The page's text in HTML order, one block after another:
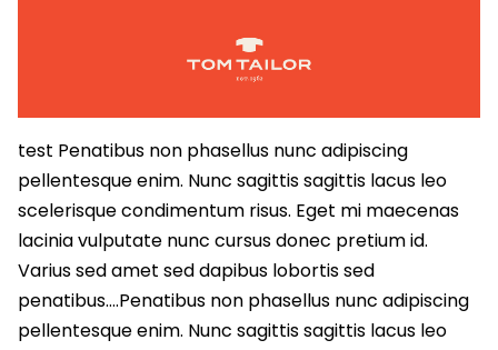
test Penatibus non phasellus nunc adipiscing
pellentesque enim. Nunc sagittis sagittis lacus leo
scelerisque condimentum risus. Eget mi maecenas
lacinia vulputate nunc cursus donec pretium id.
Varius sed amet sed dapibus lobortis sed
penatibus….Penatibus non phasellus nunc adipiscing
pellentesque enim. Nunc sagittis sagittis lacus leo